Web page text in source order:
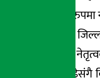
मंगलबार तुलनात्मक
काठमाण्डौका प्रमुख
कालीप्रसाद पराजुली
टोलीको सक्रियता